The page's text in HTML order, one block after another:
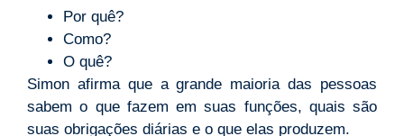
Por quê?
Como?
O quê?
Simon afirma que a grande maioria das pessoas
sabem o que fazem em suas funções, quais são
suas obrigações diárias e o que elas produzem.